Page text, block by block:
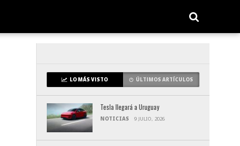
LO MÁS VISTO ÚLTIMOS ARTÍCULOS
Tesla llegará a Uruguay
NOTICIAS 9 JULIO, 2026